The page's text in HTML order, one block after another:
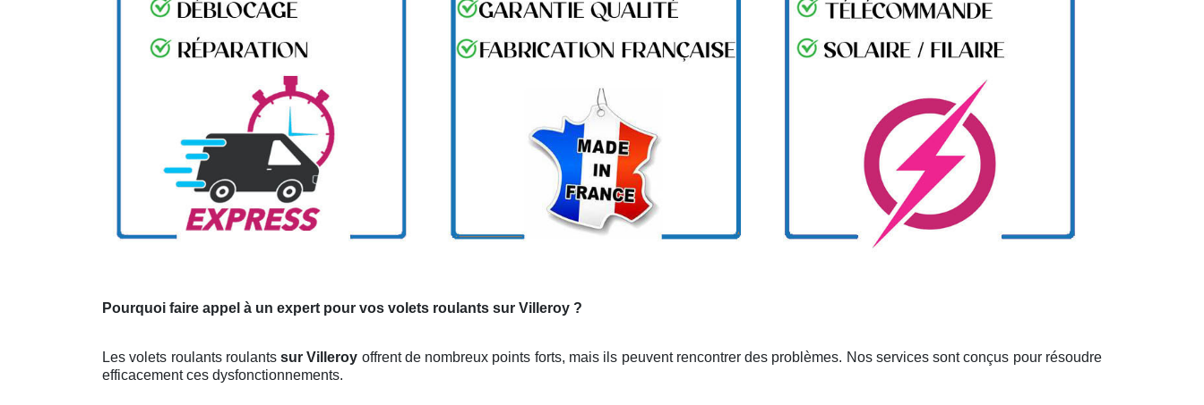
Pourquoi faire appel à un expert pour vos volets roulants sur Villeroy ?
Les volets roulants roulantssur Villeroy offrent de nombreux points forts, mais ils peuvent rencontrer des problèmes. Nos services sont conçus pour résoudre
efficacement ces dysfonctionnements.